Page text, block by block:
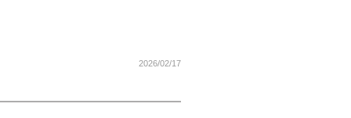
2026/02/17